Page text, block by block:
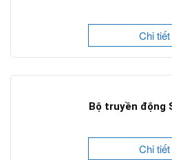
Chi tiết
Bộ truyền động
Chi tiết